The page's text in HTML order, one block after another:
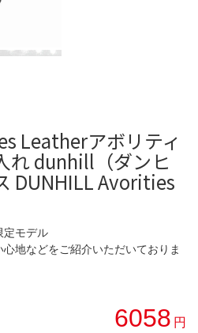
Leatherアボリティ
れ dunhill（ダンヒ
DUNHILL Avorities
定モデル
地などをご紹介いただいておりま
6058 円